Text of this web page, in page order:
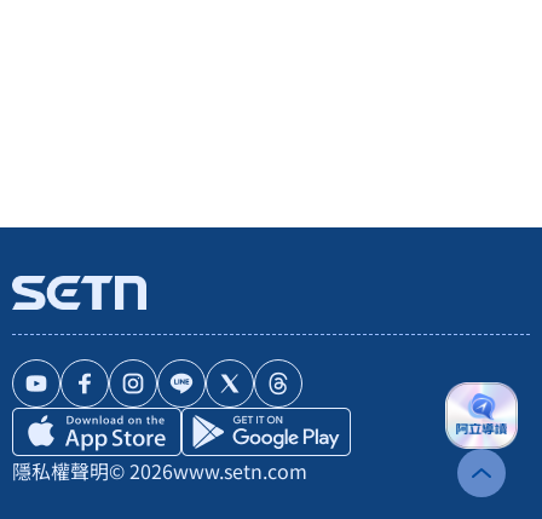
隱私權聲明© 2026www.setn.com